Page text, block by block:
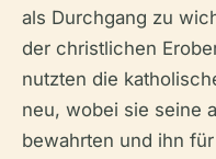
als Durchgang zu
der christlichen
nutzten die
neu, wobei sie seine
bewahrten und ihn